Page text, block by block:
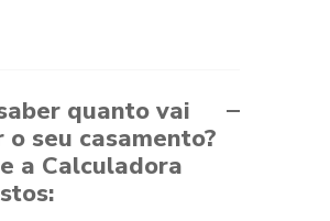
quanto vai
o seu casamento?
a Calculadora